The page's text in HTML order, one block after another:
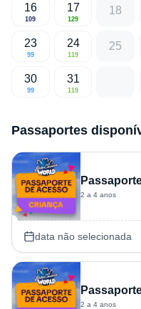
16
109
17
129
18
23
99
24
119
25
30
99
31
119
Passaportes
2 a 4 anos
data não selecionada
2 a 4 anos